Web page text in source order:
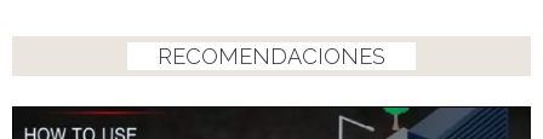
RECOMENDACIONES